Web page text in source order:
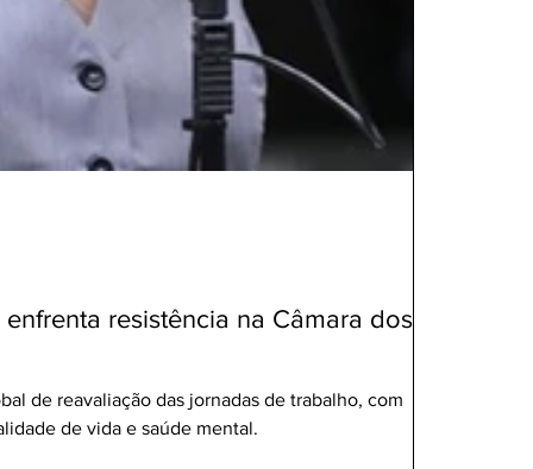
enfrenta resistência na Câmara dos
de reavaliação das jornadas de trabalho, com
de vida e saúde mental.